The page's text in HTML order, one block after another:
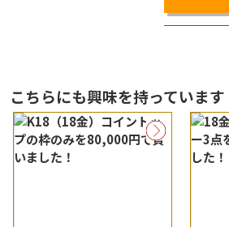
こちらにも興味を持っています